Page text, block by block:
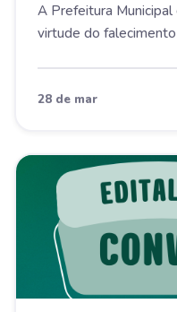
A Prefeitura Municipal
virtude do
28 de mar